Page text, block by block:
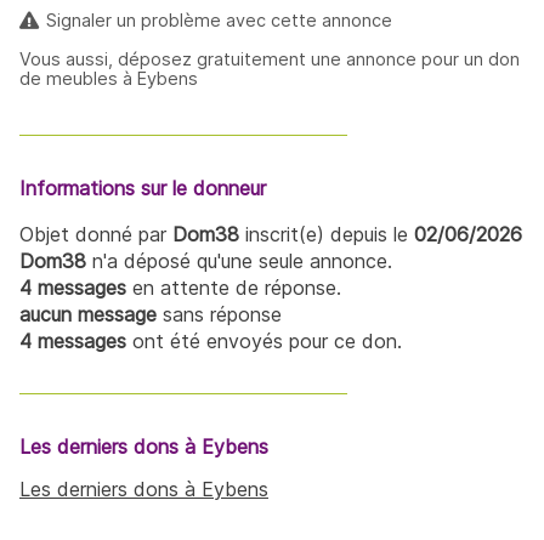
Signaler un problème avec cette annonce
Vous aussi, déposez gratuitement une annonce pour un don
de meubles à Eybens
Informations sur le donneur
Objet donné par Dom38 inscrit(e) depuis le 02/06/2026
Dom38 n'a déposé qu'une seule annonce.
4 messages en attente de réponse.
aucun message sans réponse
4 messages ont été envoyés pour ce don.
Les derniers dons à Eybens
Les derniers dons à Eybens